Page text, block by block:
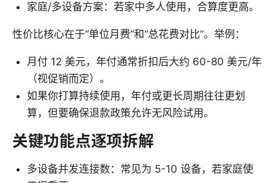
家庭/多设备方案：若家中多人使用，合算度更高。
性价比核心在于“单位月费”和“总花费对比”。举例：
月付 12 美元，年付通常折扣后大约 60-80 美元/年
（视促销而定）。
如果你打算持续使用，年付或更长周期往往更划
算，但要确保退款政策允许无风险试用。
关键功能点逐项拆解
多设备并发连接数：常见为 5-10 设备，若家庭使